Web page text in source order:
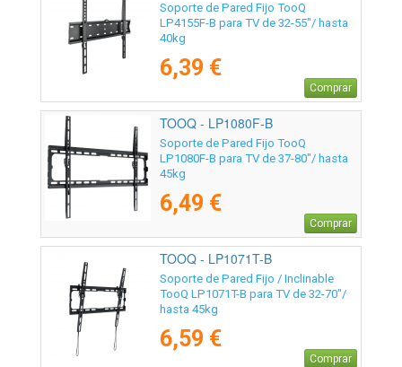
Soporte de Pared Fijo TooQ
LP4155F-B para TV de 32-55"/ hasta
40kg
6,39 €
Comprar
TOOQ - LP1080F-B
Soporte de Pared Fijo TooQ
LP1080F-B para TV de 37-80"/ hasta
45kg
6,49 €
Comprar
TOOQ - LP1071T-B
Soporte de Pared Fijo / Inclinable
TooQ LP1071T-B para TV de 32-70"/
hasta 45kg
6,59 €
Comprar